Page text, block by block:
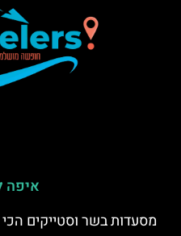
איפה
מסעדות בשר וסטייקים